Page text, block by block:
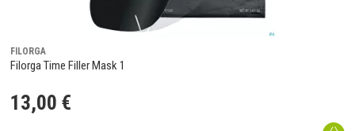
FILORGA
Filorga Time Filler Mask 1
13,00 €